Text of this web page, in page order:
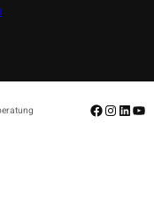
Facebook